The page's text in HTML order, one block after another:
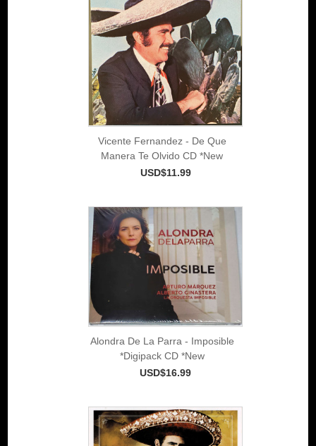
Vicente Fernandez - De Que
Manera Te Olvido CD *New
USD$11.99
Alondra De La Parra - Imposible
*Digipack CD *New
USD$16.99